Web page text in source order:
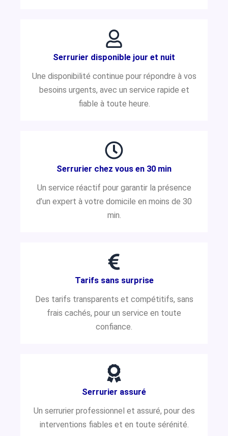
Serrurier disponible jour et nuit
Une disponibilité continue pour répondre à vos
besoins urgents, avec un service rapide et
fiable à toute heure.
Serrurier chez vous en 30 min
Un service réactif pour garantir la présence
d’un expert à votre domicile en moins de 30
min.
Tarifs sans surprise
Des tarifs transparents et compétitifs, sans
frais cachés, pour un service en toute
confiance.
Serrurier assuré
Un serrurier professionnel et assuré, pour des
interventions fiables et en toute sérénité.